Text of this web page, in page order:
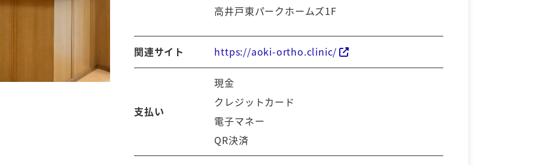
高井戸東パークホームズ1F
関連サイト https://aoki-ortho.clinic/
支払い
現金
クレジットカード
電子マネー
QR決済